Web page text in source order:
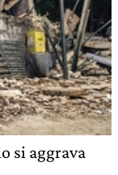
si aggrava